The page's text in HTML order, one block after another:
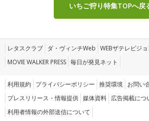
いちご狩り特集TOPへ戻
レタスクラブ ダ・ヴィンチWeb WEBザテレビジ
MOVIE WALKER PRESS 毎日が発見ネット
利用規約 プライバシーポリシー 推奨環境 お問い
プレスリリース・情報提供 媒体資料 広告掲載につ
利用者情報の外部送信について